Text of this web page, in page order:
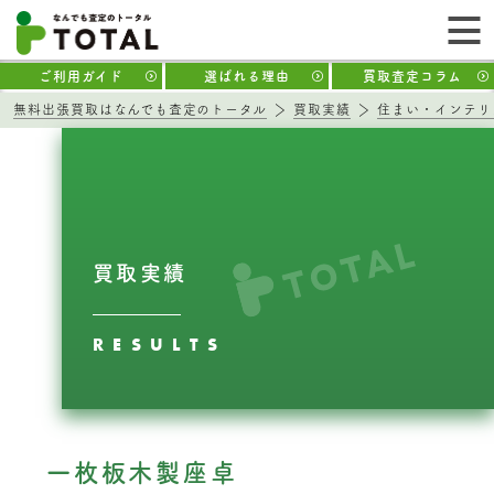
ご利用ガイド 選ばれる理由 買取査定コラム
無料出張買取はなんでも査定のトータル 買取実績 住まい・インテリ
買取実績
RESULTS
一枚板木製座卓